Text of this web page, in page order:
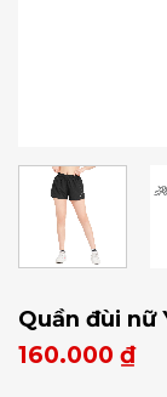
Quần đùi nữ
160.000 ₫